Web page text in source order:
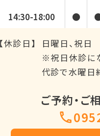
14:30-18:00
●
【休診日】
日曜日、祝日
※祝日休診に
代診で水曜日
ご予約・ご